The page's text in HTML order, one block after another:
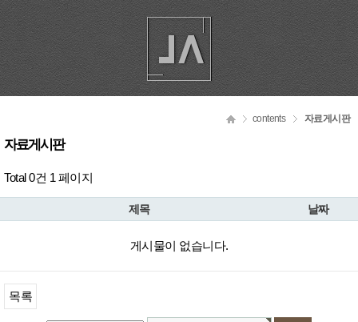
contents 자료게시판
자료게시판
Total 0건 1 페이지
제목 날짜
게시물이 없습니다.
목록